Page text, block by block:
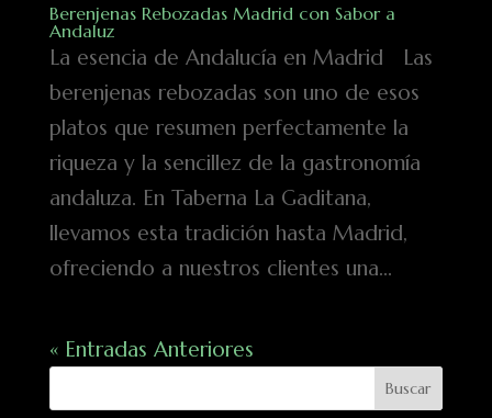
Berenjenas Rebozadas Madrid con Sabor a
Andaluz
La esencia de Andalucía en Madrid Las
berenjenas rebozadas son uno de esos
platos que resumen perfectamente la
riqueza y la sencillez de la gastronomía
andaluza. En Taberna La Gaditana,
llevamos esta tradición hasta Madrid,
ofreciendo a nuestros clientes una...
« Entradas Anteriores
Buscar